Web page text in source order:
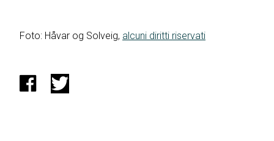
Foto: Håvar og Solveig, alcuni diritti riservati